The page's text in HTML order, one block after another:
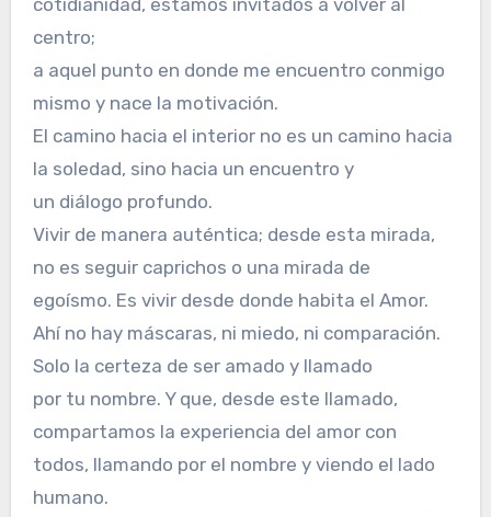
centro;
a aquel punto en donde me encuentro conmigo
mismo y nace la motivación.
El camino hacia el interior no es un camino hacia
la soledad, sino hacia un encuentro y
un diálogo profundo.
Vivir de manera auténtica; desde esta mirada,
no es seguir caprichos o una mirada de
egoísmo. Es vivir desde donde habita el Amor.
Ahí no hay máscaras, ni miedo, ni comparación.
Solo la certeza de ser amado y llamado
por tu nombre. Y que, desde este llamado,
compartamos la experiencia del amor con
todos, llamando por el nombre y viendo el lado
humano.